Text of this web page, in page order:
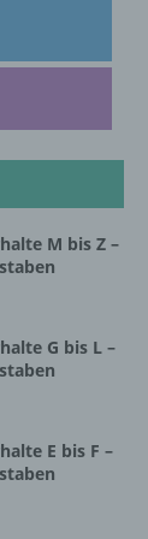
M bis Z –
G bis L –
E bis F –
Hilfe
die
der
die
Ziel, ihre